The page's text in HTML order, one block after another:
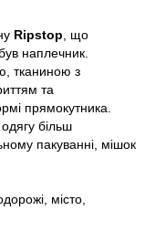
Ripstop , що
наплечник.
тканиною з
та
прямокутника.
більш
пакуванні, мішок
місто,